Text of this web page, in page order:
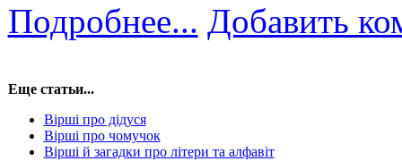
Подробнее... Добавить
Еще статьи...
Вірші про дідуся
Вірші про чомучок
Вірші й загадки про літери та алфавіт